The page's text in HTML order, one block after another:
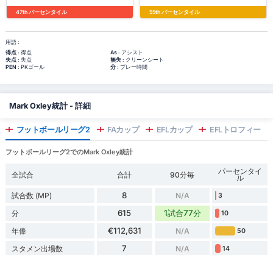
47th パーセンタイル 55th パーセンタイル
用語 :
得点: 得点 As: アシスト
失点: 失点 無失: クリーンシート
PEN : PKゴール 分: プレー時間
Mark Oxley統計 - 詳細
フットボールリーグ2 FAカップ EFLカップ EFLトロフィー
フットボールリーグ2でのMark Oxley統計
全試合 合計 90分毎 パーセンタイ
ル
試合数 (MP)
8 N/A 3
分 615 1試合77分 10
年俸 €112,631 N/A 50
スタメン出場数 7 N/A 14